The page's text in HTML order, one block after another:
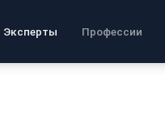
Эксперты Профессии